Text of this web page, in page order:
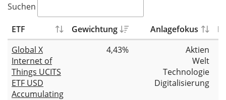
Suchen
ETF Gewichtung Anlagefokus
Global X
Internet of
Things UCITS
ETF USD
Accumulating
4,43%
Aktien
Welt
Technologie
Digitalisierung